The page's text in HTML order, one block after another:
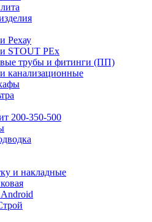
Рехау
STOUT PEx
трубы и фитинги (ПП)
канализационные
200-350-500
и накладные